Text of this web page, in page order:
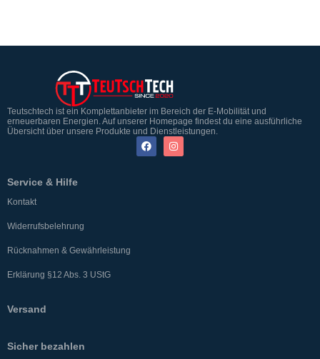
Teutschtech ist ein Komplettanbieter im Bereich der E-Mobilität und
erneuerbaren Energien. Auf unserer Homepage findest du eine ausführliche
Übersicht über unsere Produkte und Dienstleistungen.
Service & Hilfe
Kontakt
Widerrufsbelehrung
Rücknahmen & Gewährleistung
Erklärung §12 Abs. 3 UStG
Versand
Sicher bezahlen